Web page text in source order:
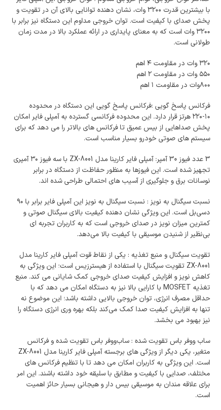
با بیشترین قدرت ۳۲۰۰ وات، نشان دهنده توانایی بالای آن در تقویت و
پخش صدای با کیفیت است. توان خروجی مداوم این دستگاه نیز برابر با
۳۲۰۰ وات است که به معنای پایداری در ارائه عملکرد بالا در مدت زمان
طولانی است.
۳۲۰ وات در مقاومت ۴ اهم
۵۵۰ وات در مقاومت ۲ اهم
۸۰۰وات در مقاومت ۱ اهم
فرکانس پاسخ ‌گویی :فرکانس پاسخ‌ گویی این دستگاه در محدوده
۱۰-۲۲۰ هرتز قرار دارد. این محدوده فرکانسی گسترده به آمپلی فایر امکان
پخش صداهایی از بیس عمیق تا فرکانس‌ های بالاتر را می‌ دهد که برای
سیستم‌ های صوتی خودرو بسیار مناسب است.
3 عدد فیوز 30 آمپر: آمپلی فایر کارینا مدل ZX-8001 با سه فیوز ۳۰ آمپری
تجهیز شده است. این فیوزها به منظور حفاظت از دستگاه در برابر
نوسانات برق و جلوگیری از آسیب‌ های احتمالی طراحی شده‌ اند.
نسبت سیگنال به نویز : نسبت سیگنال به نویز این آمپلی فایر برابر با ۹۰
دسی‌بل است. این ویژگی نشان‌ دهنده کیفیت بالای سیگنال صوتی و
کمترین میزان نویز در صدای خروجی است که به کاربران تجربه‌ ای
بی‌نظیر از شنیدن موسیقی با کیفیت بالا می‌دهد.
تقویت سیگنال و منبع تغذیه : یکی از نقاط قوت آمپلی فایر کارینا مدل
ZX-8001 تقویت سیگنال با استفاده از هیسترزیس است؛ این ویژگی به
کاهش نویز و افزایش کیفیت صدای خروجی کمک شایانی می‌ کند. منبع
تغذیه MOSFET با کارایی بالا نیز به دستگاه امکان می‌ دهد که با
حداقل مصرف انرژی، توان خروجی بالایی داشته باشد؛ این موضوع نه
تنها به افزایش کیفیت صدا کمک می‌کند بلکه بهره‌ وری انرژی دستگاه را
نیز بهبود می‌ بخشد.
ساب‌ ووفر باس تقویت شده : ساب‌ووفر باس تقویت شده و فرکانس
متغیر، یکی دیگر از ویژگی‌ های برجسته آمپلی فایر کارینا مدل ZX-8001
است. این ویژگی به کاربران امکان می‌ دهد تا با تنظیم فرکانس‌ های
مختلف، صدایی با کیفیت و مطابق با سلیقه خود داشته باشند. این امر
برای علاقه‌ مندان به موسیقی بیس دار و هیجانی بسیار حائز اهمیت
است.